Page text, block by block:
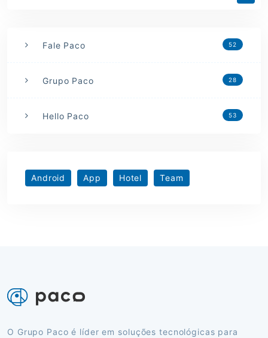
Fale Paco 52
Grupo Paco 28
Hello Paco 53
Android App Hotel Team
O Grupo Paco é líder em soluções tecnológicas para